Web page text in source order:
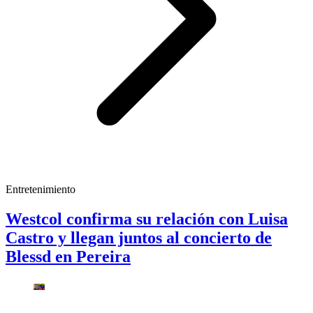
Entretenimiento
Westcol confirma su relación con Luisa
Castro y llegan juntos al concierto de
Blessd en Pereira